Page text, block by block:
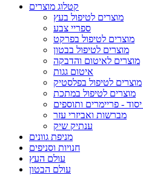
קטלוג מוצרים
מוצרים לטיפול בעץ
ספריי צבע
מוצרים לטיפול בפרקט
מוצרים לטיפול בבטון
מוצרים לאיטום והדבקה
איטום גגות
מוצרים לטיפול בפלסטיק
מוצרים לטיפול במתכת
- פריימרים ותוספים
מברשות ואביזרי עזר
ענתיק שיק
מניפת גוונים
חנויות וסניפים
עולם העץ
עולם הבטון